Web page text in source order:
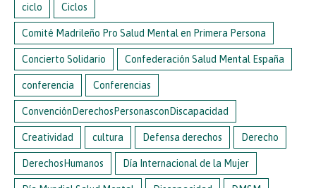
ciclo Ciclos
Comité Madrileño Pro Salud Mental en Primera Persona
Concierto Solidario Confederación Salud Mental España
conferencia Conferencias
ConvenciónDerechosPersonasconDiscapacidad
Creatividad cultura Defensa derechos Derecho
DerechosHumanos Día Internacional de la Mujer